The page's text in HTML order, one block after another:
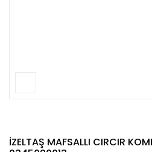
İZELTAŞ MAFSALLI CIRCIR